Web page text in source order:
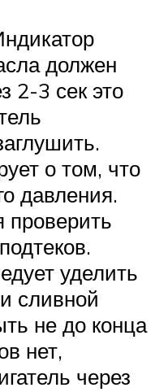
должен
2-3 сек это
о том, что
давления.
проверить
уделить
сливной
не до конца
нет,
через